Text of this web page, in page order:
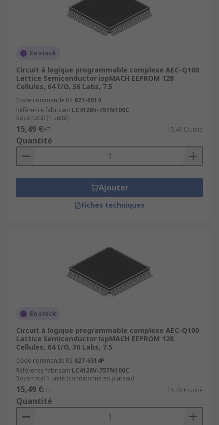
En stock
Circuit à logique programmable complexe AEC-Q100
Lattice Semiconductor ispMACH EEPROM 128
Cellules, 64 I/O, 36 Labs, 7.5
Code commande RS 827-6514
Référence fabricant LC4128V-75TN100C
Sous-total (1 unité)
15,49 €HT 15,49 €/unité
Quantité
Ajouter
Fiches techniques
En stock
Circuit à logique programmable complexe AEC-Q100
Lattice Semiconductor ispMACH EEPROM 128
Cellules, 64 I/O, 36 Labs, 7.5
Code commande RS 827-6514P
Référence fabricant LC4128V-75TN100C
Sous-total 1 unité (conditionné en plateau)
15,49 €HT 15,49 €/unité
Quantité